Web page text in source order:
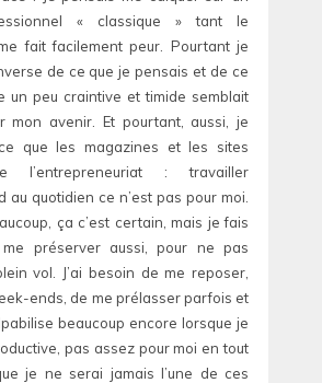
« classique » tant le
fait facilement peur. Pourtant je
de ce que je pensais et de ce
un peu craintive et timide semblait
mon avenir. Et pourtant, aussi, je
que les magazines et les sites
l’entrepreneuriat : travailler
au quotidien ce n’est pas pour moi.
ça c’est certain, mais je fais
préserver aussi, pour ne pas
vol. J’ai besoin de me reposer,
ends, de me prélasser parfois et
beaucoup encore lorsque je
pas assez pour moi en tout
je ne serai jamais l’une de ces